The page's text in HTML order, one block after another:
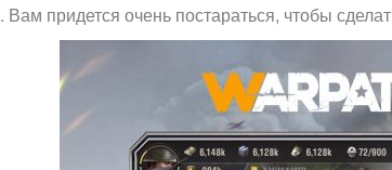
Вам придется очень постараться, чтобы